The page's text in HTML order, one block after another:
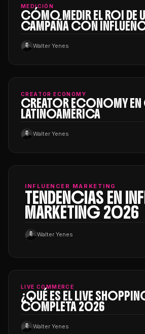
MEDICIÓN
CÓMO MEDIR EL ROI DE
CAMPAÑA CON
Walter Yenes
CREATOR ECONOMY
CREATOR ECONOMY EN
LATINOAMÉRICA
Walter Yenes
INFLUENCER MARKETING
TENDENCIAS EN
MARKETING 2026
Walter Yenes
LIVE COMMERCE
¿QUÉ ES EL LIVE
COMPLETA 2026
Walter Yenes